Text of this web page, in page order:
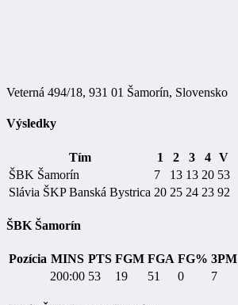
Veterná 494/18, 931 01 Šamorín, Slovensko
Výsledky
Tím 1 2 3 4 V
ŠBK Šamorín
7 13 13 20 53
Slávia ŠKP Banská Bystrica 20 25 24 23 92
ŠBK Šamorín
Pozícia MINS PTS FGM FGA FG% 3PM
200:00 53 19 51 0 7